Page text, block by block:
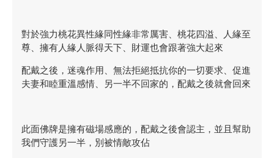
對於強力桃花異性緣同性緣非常厲害、桃花四溢、人緣至
尊、擁有人緣人脈得天下、財運也會跟著強大起來
配戴之後，迷魂作用、無法拒絕抵抗你的一切要求、促進
夫妻和睦重溫感情、另一半不回家的，配戴之後就會回來
此面佛牌是擁有磁場感應的，配戴之後會認主，並且幫助
我們守護另一半，別被情敵攻佔